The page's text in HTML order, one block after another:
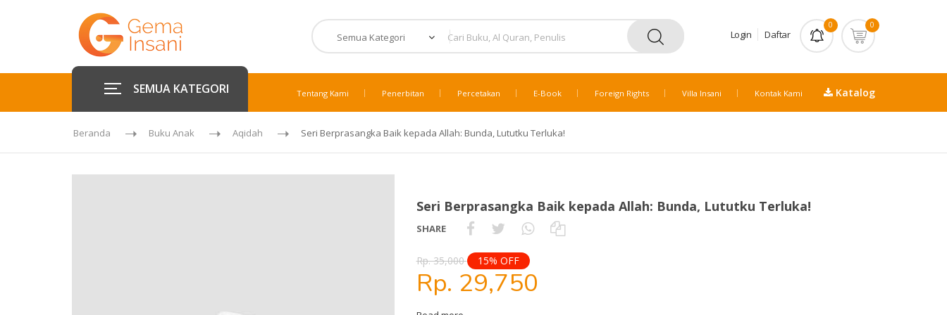
Login Daftar
0 0
SEMUA KATEGORI Tentang Kami Penerbitan Percetakan E-Book Foreign Rights Villa Insani Kontak Kami Katalog
Beranda Buku Anak Aqidah Seri Berprasangka Baik kepada Allah: Bunda, Lututku Terluka!
Seri Berprasangka Baik kepada Allah: Bunda, Lututku Terluka!
SHARE
Rp. 35,000 15% OFF
Rp. 29,750